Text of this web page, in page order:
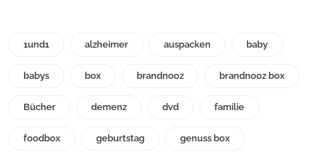
1und1 alzheimer auspacken baby
babys box brandnooz brandnooz box
Bücher demenz dvd familie
foodbox geburtstag genuss box